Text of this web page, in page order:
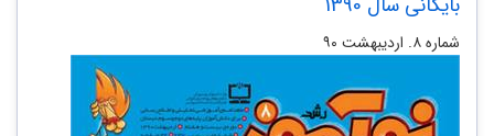
شماره‌ ۸. اردیبهشت ۹۰